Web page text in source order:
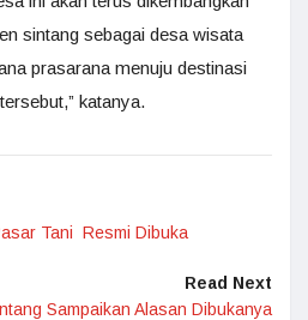
sintang sebagai desa wisata
prasarana menuju destinasi
katanya.
Tani Resmi Dibuka
Read Next
Sampaikan Alasan Dibukanya